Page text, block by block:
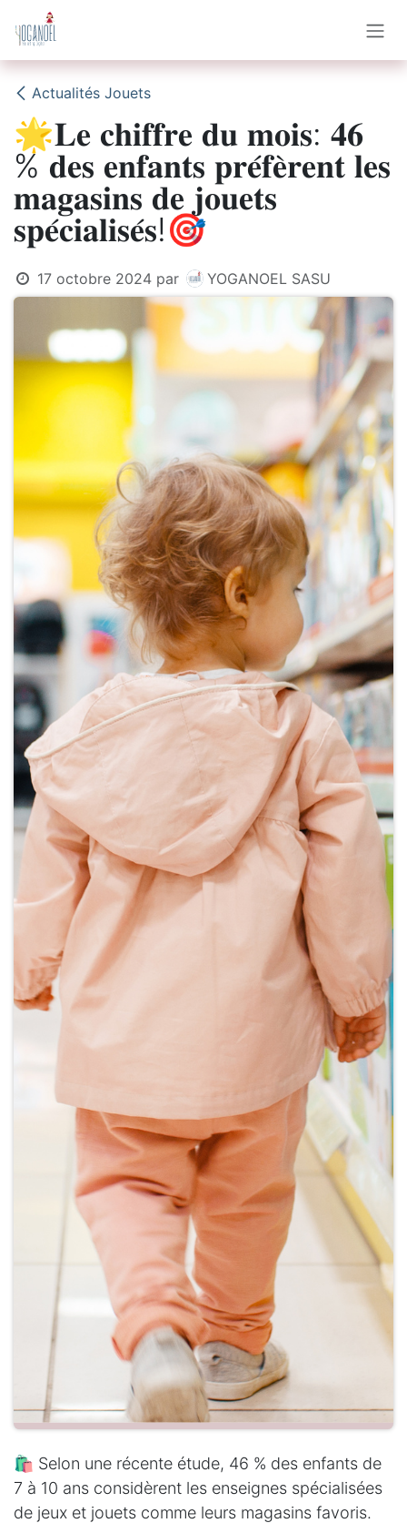
Se rendre au contenu
Actualités Jouets
🌟𝐋𝐞 𝐜𝐡𝐢𝐟𝐟𝐫𝐞 𝐝𝐮 𝐦𝐨𝐢𝐬: 𝟒𝟔
% 𝐝𝐞𝐬 𝐞𝐧𝐟𝐚𝐧𝐭𝐬 𝐩𝐫𝐞́𝐟𝐞̀𝐫𝐞𝐧𝐭 𝐥𝐞𝐬
𝐦𝐚𝐠𝐚𝐬𝐢𝐧𝐬 𝐝𝐞 𝐣𝐨𝐮𝐞𝐭𝐬
𝐬𝐩𝐞́𝐜𝐢𝐚𝐥𝐢𝐬𝐞́𝐬!🎯
17 octobre 2024 par YOGANOEL SASU
🛍️ Selon une récente étude, 46 % des enfants de
7 à 10 ans considèrent les enseignes spécialisées
de jeux et jouets comme leurs magasins favoris.